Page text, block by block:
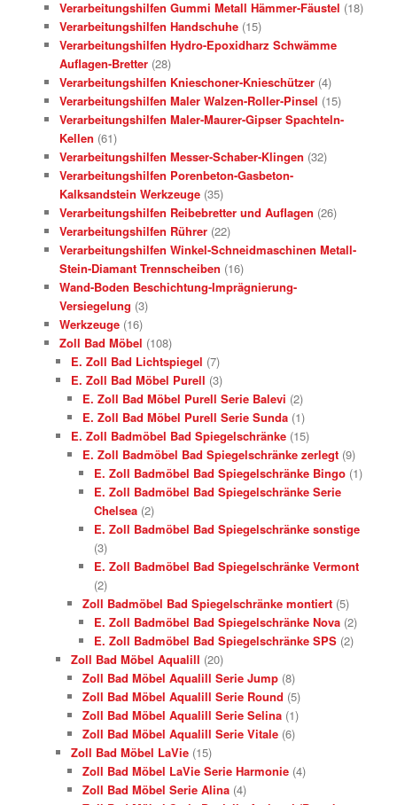
Verarbeitungshilfen Gummi Metall Hämmer-Fäustel (18)
Verarbeitungshilfen Handschuhe (15)
Verarbeitungshilfen Hydro-Epoxidharz Schwämme
Auflagen-Bretter (28)
Verarbeitungshilfen Knieschoner-Knieschützer (4)
Verarbeitungshilfen Maler Walzen-Roller-Pinsel (15)
Verarbeitungshilfen Maler-Maurer-Gipser Spachteln-
Kellen (61)
Verarbeitungshilfen Messer-Schaber-Klingen (32)
Verarbeitungshilfen Porenbeton-Gasbeton-
Kalksandstein Werkzeuge (35)
Verarbeitungshilfen Reibebretter und Auflagen (26)
Verarbeitungshilfen Rührer (22)
Verarbeitungshilfen Winkel-Schneidmaschinen Metall-
Stein-Diamant Trennscheiben (16)
Wand-Boden Beschichtung-Imprägnierung-
Versiegelung (3)
Werkzeuge (16)
Zoll Bad Möbel (108)
E. Zoll Bad Lichtspiegel (7)
E. Zoll Bad Möbel Purell (3)
E. Zoll Bad Möbel Purell Serie Balevi (2)
E. Zoll Bad Möbel Purell Serie Sunda (1)
E. Zoll Badmöbel Bad Spiegelschränke (15)
E. Zoll Badmöbel Bad Spiegelschränke zerlegt (9)
E. Zoll Badmöbel Bad Spiegelschränke Bingo (1)
E. Zoll Badmöbel Bad Spiegelschränke Serie
Chelsea (2)
E. Zoll Badmöbel Bad Spiegelschränke sonstige
(3)
E. Zoll Badmöbel Bad Spiegelschränke Vermont
(2)
Zoll Badmöbel Bad Spiegelschränke montiert (5)
E. Zoll Badmöbel Bad Spiegelschränke Nova (2)
E. Zoll Badmöbel Bad Spiegelschränke SPS (2)
Zoll Bad Möbel Aqualill (20)
Zoll Bad Möbel Aqualill Serie Jump (8)
Zoll Bad Möbel Aqualill Serie Round (5)
Zoll Bad Möbel Aqualill Serie Selina (1)
Zoll Bad Möbel Aqualill Serie Vitale (6)
Zoll Bad Möbel LaVie (15)
Zoll Bad Möbel LaVie Serie Harmonie (4)
Zoll Bad Möbel Serie Alina (4)